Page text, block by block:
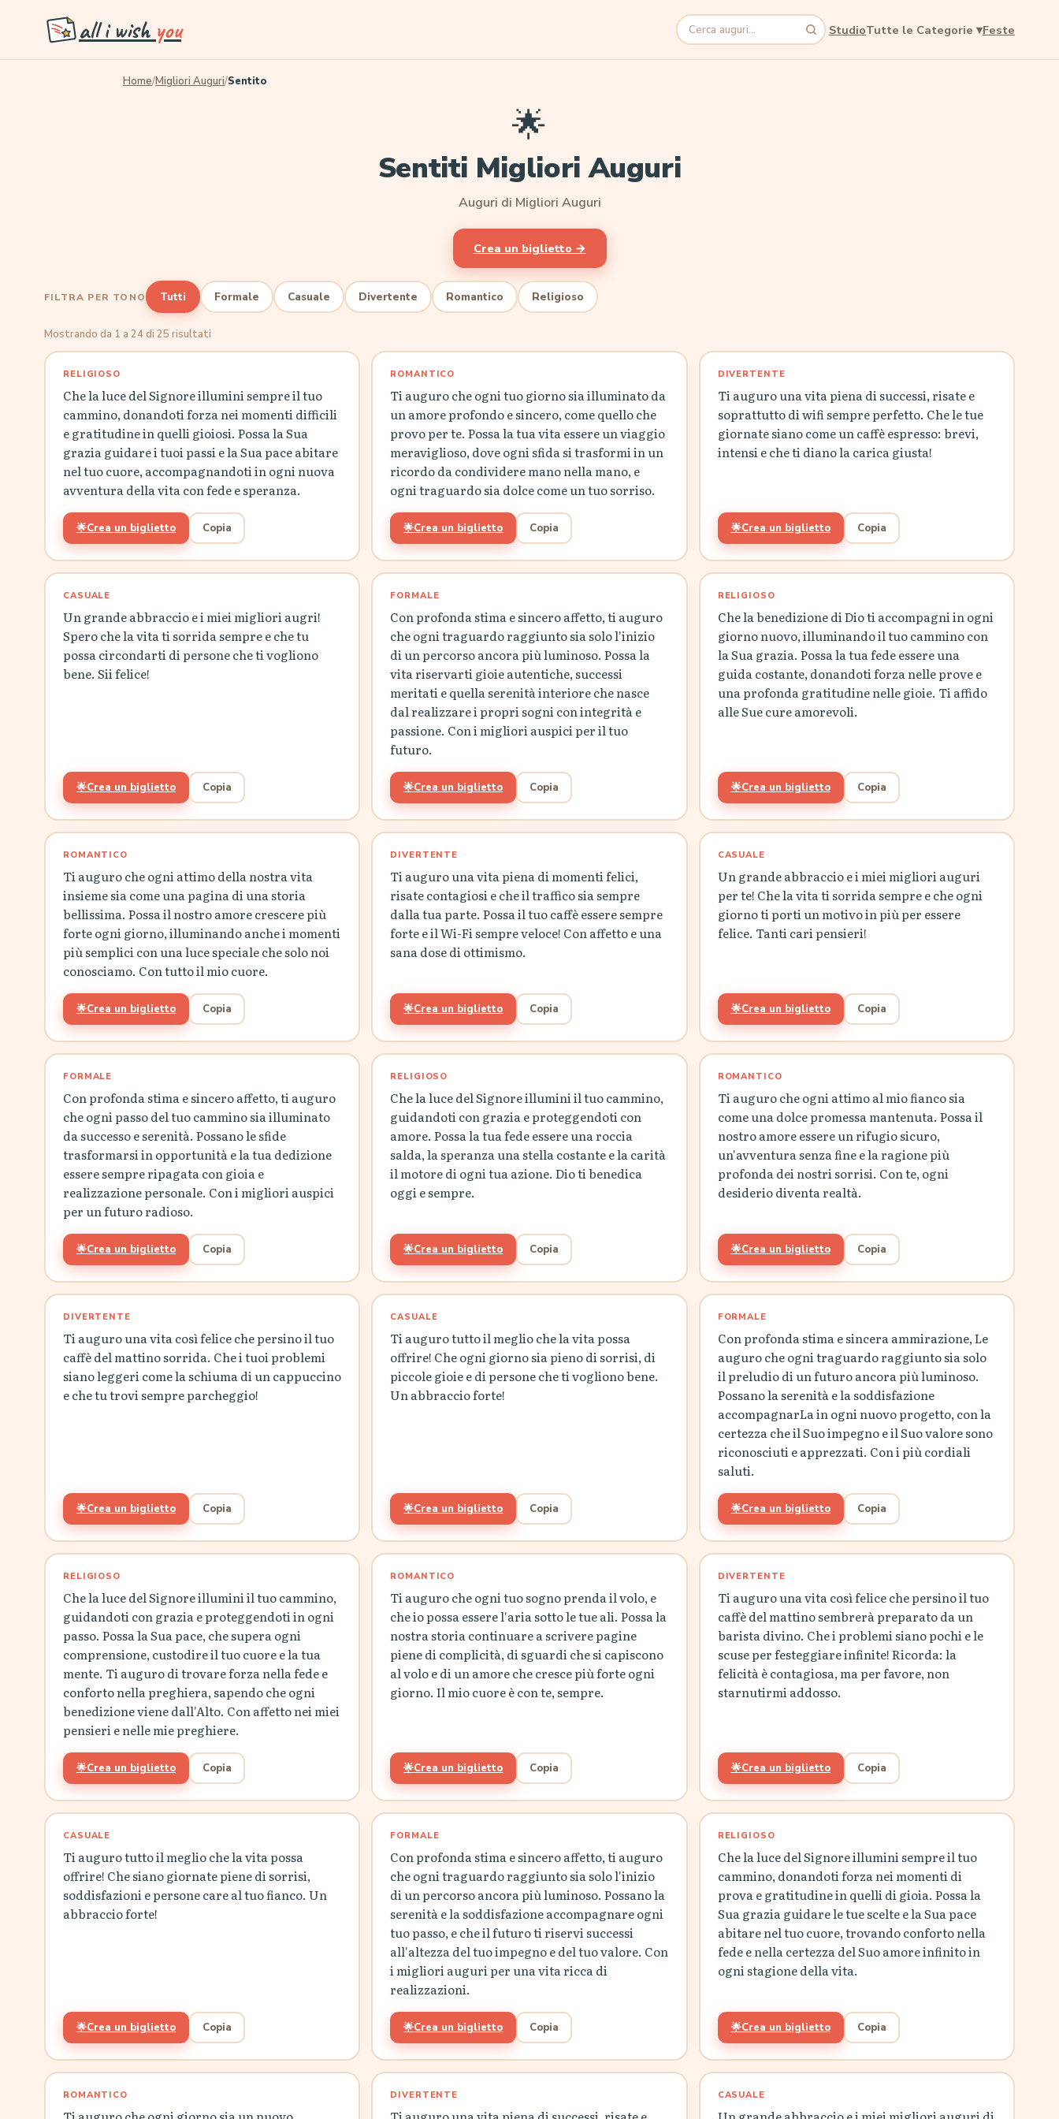
all i wish you Cerca StudioTutte le Categorie ▾Feste
Home/Migliori Auguri/Sentito
🌟
Sentiti Migliori Auguri
Auguri di Migliori Auguri
Crea un biglietto →
FILTRA PER TONO Tutti Formale Casuale Divertente Romantico Religioso
Mostrando da 1 a 24 di 25 risultati
RELIGIOSO
Che la luce del Signore illumini sempre il tuo
cammino, donandoti forza nei momenti difficili
e gratitudine in quelli gioiosi. Possa la Sua
grazia guidare i tuoi passi e la Sua pace abitare
nel tuo cuore, accompagnandoti in ogni nuova
avventura della vita con fede e speranza.
🌟Crea un biglietto Copia
ROMANTICO
Ti auguro che ogni tuo giorno sia illuminato da
un amore profondo e sincero, come quello che
provo per te. Possa la tua vita essere un viaggio
meraviglioso, dove ogni sfida si trasformi in un
ricordo da condividere mano nella mano, e
ogni traguardo sia dolce come un tuo sorriso.
🌟Crea un biglietto Copia
DIVERTENTE
Ti auguro una vita piena di successi, risate e
soprattutto di wifi sempre perfetto. Che le tue
giornate siano come un caffè espresso: brevi,
intensi e che ti diano la carica giusta!
🌟Crea un biglietto Copia
CASUALE
Un grande abbraccio e i miei migliori augri!
Spero che la vita ti sorrida sempre e che tu
possa circondarti di persone che ti vogliono
bene. Sii felice!
🌟Crea un biglietto Copia
FORMALE
Con profonda stima e sincero affetto, ti auguro
che ogni traguardo raggiunto sia solo l'inizio
di un percorso ancora più luminoso. Possa la
vita riservarti gioie autentiche, successi
meritati e quella serenità interiore che nasce
dal realizzare i propri sogni con integrità e
passione. Con i migliori auspici per il tuo
futuro.
🌟Crea un biglietto Copia
RELIGIOSO
Che la benedizione di Dio ti accompagni in ogni
giorno nuovo, illuminando il tuo cammino con
la Sua grazia. Possa la tua fede essere una
guida costante, donandoti forza nelle prove e
una profonda gratitudine nelle gioie. Ti affido
alle Sue cure amorevoli.
🌟Crea un biglietto Copia
ROMANTICO
Ti auguro che ogni attimo della nostra vita
insieme sia come una pagina di una storia
bellissima. Possa il nostro amore crescere più
forte ogni giorno, illuminando anche i momenti
più semplici con una luce speciale che solo noi
conosciamo. Con tutto il mio cuore.
🌟Crea un biglietto Copia
DIVERTENTE
Ti auguro una vita piena di momenti felici,
risate contagiosi e che il traffico sia sempre
dalla tua parte. Possa il tuo caffè essere sempre
forte e il Wi-Fi sempre veloce! Con affetto e una
sana dose di ottimismo.
🌟Crea un biglietto Copia
CASUALE
Un grande abbraccio e i miei migliori auguri
per te! Che la vita ti sorrida sempre e che ogni
giorno ti porti un motivo in più per essere
felice. Tanti cari pensieri!
🌟Crea un biglietto Copia
FORMALE
Con profonda stima e sincero affetto, ti auguro
che ogni passo del tuo cammino sia illuminato
da successo e serenità. Possano le sfide
trasformarsi in opportunità e la tua dedizione
essere sempre ripagata con gioia e
realizzazione personale. Con i migliori auspici
per un futuro radioso.
🌟Crea un biglietto Copia
RELIGIOSO
Che la luce del Signore illumini il tuo cammino,
guidandoti con grazia e proteggendoti con
amore. Possa la tua fede essere una roccia
salda, la speranza una stella costante e la carità
il motore di ogni tua azione. Dio ti benedica
oggi e sempre.
🌟Crea un biglietto Copia
ROMANTICO
Ti auguro che ogni attimo al mio fianco sia
come una dolce promessa mantenuta. Possa il
nostro amore essere un rifugio sicuro,
un'avventura senza fine e la ragione più
profonda dei nostri sorrisi. Con te, ogni
desiderio diventa realtà.
🌟Crea un biglietto Copia
DIVERTENTE
Ti auguro una vita così felice che persino il tuo
caffè del mattino sorrida. Che i tuoi problemi
siano leggeri come la schiuma di un cappuccino
e che tu trovi sempre parcheggio!
🌟Crea un biglietto Copia
CASUALE
Ti auguro tutto il meglio che la vita possa
offrire! Che ogni giorno sia pieno di sorrisi, di
piccole gioie e di persone che ti vogliono bene.
Un abbraccio forte!
🌟Crea un biglietto Copia
FORMALE
Con profonda stima e sincera ammirazione, Le
auguro che ogni traguardo raggiunto sia solo
il preludio di un futuro ancora più luminoso.
Possano la serenità e la soddisfazione
accompagnarLa in ogni nuovo progetto, con la
certezza che il Suo impegno e il Suo valore sono
riconosciuti e apprezzati. Con i più cordiali
saluti.
🌟Crea un biglietto Copia
RELIGIOSO
Che la luce del Signore illumini il tuo cammino,
guidandoti con grazia e proteggendoti in ogni
passo. Possa la Sua pace, che supera ogni
comprensione, custodire il tuo cuore e la tua
mente. Ti auguro di trovare forza nella fede e
conforto nella preghiera, sapendo che ogni
benedizione viene dall'Alto. Con affetto nei miei
pensieri e nelle mie preghiere.
🌟Crea un biglietto Copia
ROMANTICO
Ti auguro che ogni tuo sogno prenda il volo, e
che io possa essere l'aria sotto le tue ali. Possa la
nostra storia continuare a scrivere pagine
piene di complicità, di sguardi che si capiscono
al volo e di un amore che cresce più forte ogni
giorno. Il mio cuore è con te, sempre.
🌟Crea un biglietto Copia
DIVERTENTE
Ti auguro una vita così felice che persino il tuo
caffè del mattino sembrerà preparato da un
barista divino. Che i problemi siano pochi e le
scuse per festeggiare infinite! Ricorda: la
felicità è contagiosa, ma per favore, non
starnutirmi addosso.
🌟Crea un biglietto Copia
CASUALE
Ti auguro tutto il meglio che la vita possa
offrire! Che siano giornate piene di sorrisi,
soddisfazioni e persone care al tuo fianco. Un
abbraccio forte!
🌟Crea un biglietto Copia
FORMALE
Con profonda stima e sincero affetto, ti auguro
che ogni traguardo raggiunto sia solo l'inizio
di un percorso ancora più luminoso. Possano la
serenità e la soddisfazione accompagnare ogni
tuo passo, e che il futuro ti riservi successi
all'altezza del tuo impegno e del tuo valore. Con
i migliori auguri per una vita ricca di
realizzazioni.
🌟Crea un biglietto Copia
RELIGIOSO
Che la luce del Signore illumini sempre il tuo
cammino, donandoti forza nei momenti di
prova e gratitudine in quelli di gioia. Possa la
Sua grazia guidare le tue scelte e la Sua pace
abitare nel tuo cuore, trovando conforto nella
fede e nella certezza del Suo amore infinito in
ogni stagione della vita.
🌟Crea un biglietto Copia
ROMANTICO DIVERTENTE CASUALE